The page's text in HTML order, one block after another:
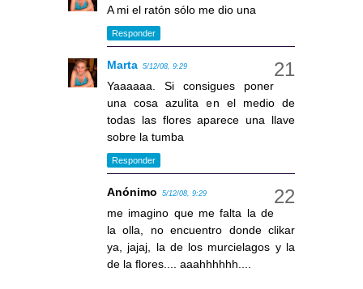
A mi el ratón sólo me dio una
Responder
Marta 5/12/08, 9:29
Yaaaaaa. Si consigues poner
una cosa azulita en el medio de
todas las flores aparece una llave
sobre la tumba
Responder
Anónimo 5/12/08, 9:29
me imagino que me falta la de
la olla, no encuentro donde clikar
ya, jajaj, la de los murcielagos y la
de la flores.... aaahhhhhh....